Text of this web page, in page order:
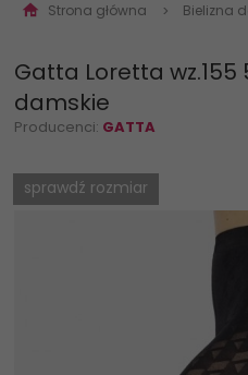
Strona główna Bielizna
Gatta Loretta
damskie
Producenci: GATTA
sprawdź rozmiar